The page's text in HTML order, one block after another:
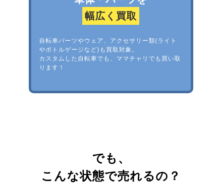
幅広く買取
自転車パーツやウェア、アクセサリー類(ライト
やボトルゲージなど)も買取対象。
カスタムした自転車でも、ママチャリでも買い取
ります！
でも、
こんな状態で売れるの？